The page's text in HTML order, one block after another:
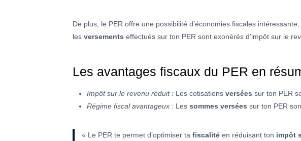
De plus, le PER offre une possibilité d’économies fiscales
les versements effectués sur ton PER sont exonérés d’impôt sur le
Les avantages fiscaux du PER en
Impôt sur le revenu réduit : Les cotisations versées sur ton PER
Régime fiscal avantageux : Les sommes versées sur ton PER
« Le PER te permet d’optimiser ta fiscalité en réduisant ton impôt